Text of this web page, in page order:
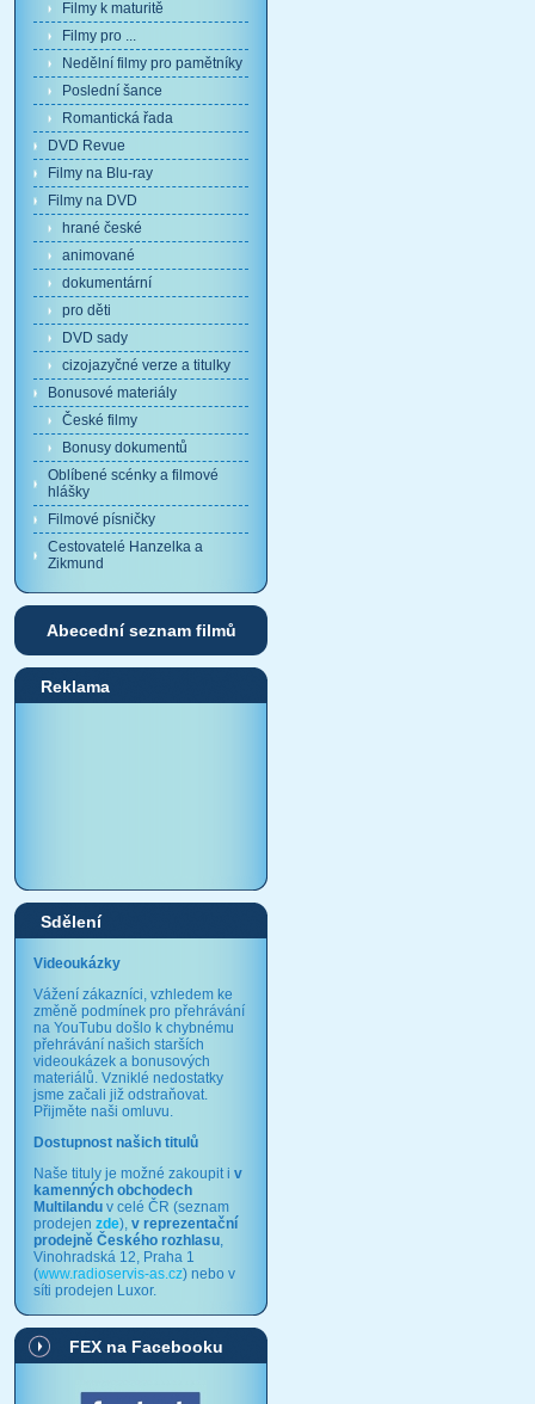
Filmy k maturitě
Filmy pro ...
Nedělní filmy pro pamětníky
Poslední šance
Romantická řada
DVD Revue
Filmy na Blu-ray
Filmy na DVD
hrané české
animované
dokumentární
pro děti
DVD sady
cizojazyčné verze a titulky
Bonusové materiály
České filmy
Bonusy dokumentů
Oblíbené scénky a filmové
hlášky
Filmové písničky
Cestovatelé Hanzelka a
Zikmund
Abecední seznam filmů
Reklama
Sdělení
Videoukázky
Vážení zákazníci, vzhledem ke
změně podmínek pro přehrávání
na YouTubu došlo k chybnému
přehrávání našich starších
videoukázek a bonusových
materiálů. Vzniklé nedostatky
jsme začali již odstraňovat.
Přijměte naši omluvu.
Dostupnost našich titulů
Naše tituly je možné zakoupit i v
kamenných obchodech
Multilandu v celé ČR (seznam
prodejen zde), v reprezentační
prodejně Českého rozhlasu,
Vinohradská 12, Praha 1
(www.radioservis-as.cz) nebo v
síti prodejen Luxor.
FEX na Facebooku